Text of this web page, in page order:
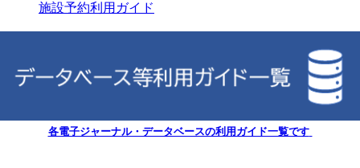
施設予約利用ガイド
各電子ジャーナル・データベースの利用ガイド一覧です